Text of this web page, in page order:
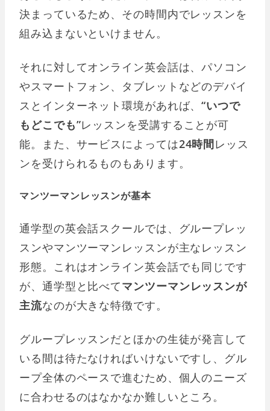
決まっているため、その時間内でレッスンを
組み込まないといけません。
それに対してオンライン英会話は、パソコン
やスマートフォン、タブレットなどのデバイ
スとインターネット環境があれば、“いつで
もどこでも”レッスンを受講することが可
能。また、サービスによっては24時間レッス
ンを受けられるものもあります。
マンツーマンレッスンが基本
通学型の英会話スクールでは、グループレッ
スンやマンツーマンレッスンが主なレッスン
形態。これはオンライン英会話でも同じです
が、通学型と比べてマンツーマンレッスンが
主流なのが大きな特徴です。
グループレッスンだとほかの生徒が発言して
いる間は待たなければいけないですし、グル
ープ全体のペースで進むため、個人のニーズ
に合わせるのはなかなか難しいところ。